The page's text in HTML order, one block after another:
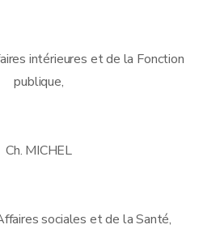
intérieures et de la Fonction
publique,
Ch. MICHEL
sociales et de la Santé,